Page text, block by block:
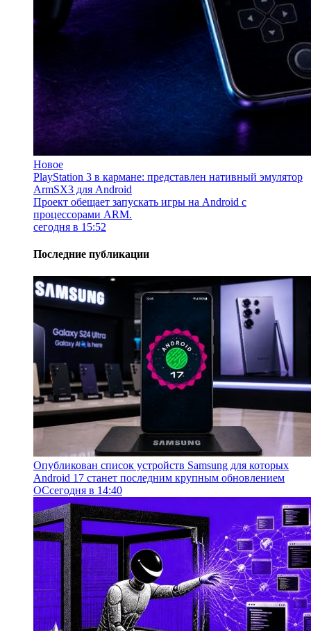
Новое
PlayStation 3 в кармане: представлен нативный эмулятор
ArmSX3 для Android
Проект обещает запускать игры на Android с
процессорами ARM.
сегодня в 15:52
Последние публикации
Опубликован список устройств Samsung для которых
Android 17 станет последним крупным обновлением
ОСсегодня в 14:40